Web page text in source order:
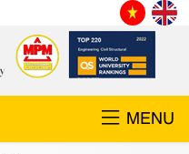
MENU